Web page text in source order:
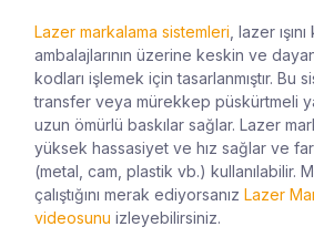
Lazer markalama sistemleri , lazer
ambalajlarının üzerine keskin ve
kodları işlemek için tasarlanmıştır. Bu
transfer veya mürekkep püskürtmeli
uzun ömürlü baskılar sağlar. Lazer
yüksek hassasiyet ve hız sağlar ve
(metal, cam, plastik vb.) kullanılabilir.
çalıştığını merak ediyorsanız Lazer
videosunu izleyebilirsiniz.